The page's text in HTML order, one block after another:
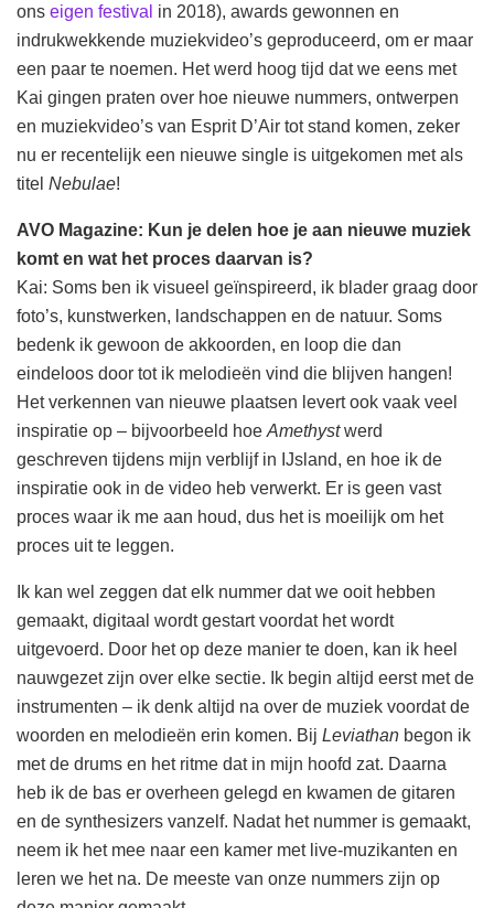
ons eigen festival in 2018), awards gewonnen en
indrukwekkende muziekvideo’s geproduceerd, om er maar
een paar te noemen. Het werd hoog tijd dat we eens met
Kai gingen praten over hoe nieuwe nummers, ontwerpen
en muziekvideo’s van Esprit D’Air tot stand komen, zeker
nu er recentelijk een nieuwe single is uitgekomen met als
titel Nebulae!
AVO Magazine: Kun je delen hoe je aan nieuwe muziek
komt en wat het proces daarvan is?
Kai: Soms ben ik visueel geïnspireerd, ik blader graag door
foto’s, kunstwerken, landschappen en de natuur. Soms
bedenk ik gewoon de akkoorden, en loop die dan
eindeloos door tot ik melodieën vind die blijven hangen!
Het verkennen van nieuwe plaatsen levert ook vaak veel
inspiratie op – bijvoorbeeld hoe Amethystwerd
geschreven tijdens mijn verblijf in IJsland, en hoe ik de
inspiratie ook in de video heb verwerkt. Er is geen vast
proces waar ik me aan houd, dus het is moeilijk om het
proces uit te leggen.
Ik kan wel zeggen dat elk nummer dat we ooit hebben
gemaakt, digitaal wordt gestart voordat het wordt
uitgevoerd. Door het op deze manier te doen, kan ik heel
nauwgezet zijn over elke sectie. Ik begin altijd eerst met de
instrumenten – ik denk altijd na over de muziek voordat de
woorden en melodieën erin komen. Bij Leviathan begon ik
met de drums en het ritme dat in mijn hoofd zat. Daarna
heb ik de bas er overheen gelegd en kwamen de gitaren
en de synthesizers vanzelf. Nadat het nummer is gemaakt,
neem ik het mee naar een kamer met live-muzikanten en
leren we het na. De meeste van onze nummers zijn op